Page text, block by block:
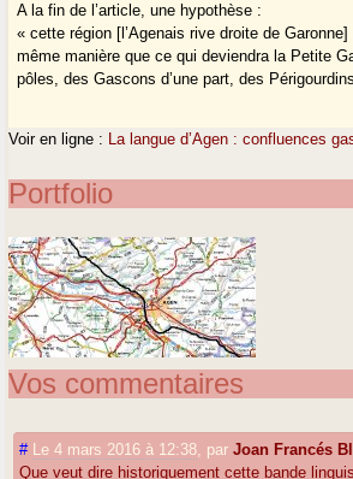
A la fin de l’article, une hypothèse :
« cette région [l’Agenais rive droite de
même manière que ce qui deviendra la Petite
pôles, des Gascons d’une part, des
Voir en ligne : La langue d’Agen : confluences
Portfolio
Vos commentaires
# Le 4 mars 2016 à 12:38 parJoan Francés
Que veut dire historiquement cette bande